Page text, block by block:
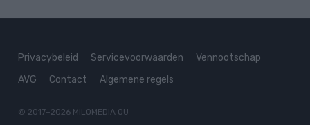
Privacybeleid Servicevoorwaarden
Vennootschap
AVG
Contact Algemene regels
© 2017–2026 MILOMEDIA OÜ